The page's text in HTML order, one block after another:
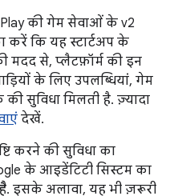
Play की गेम सेवाओं के v2
करें कि यह स्टार्टअप के
मदद से, प्लैटफ़ॉर्म की इन
के लिए उपलब्धियां, गेम
सुविधा मिलती है. ज़्यादा
देखें.
करने की सुविधा का
के आइडेंटिटी सिस्टम का
. इसके अलावा, यह भी ज़रूरी